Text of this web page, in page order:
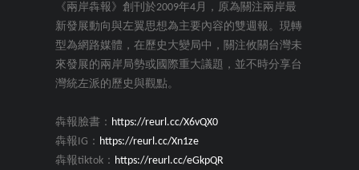
《兩岸犇報》創刊於2009年4月，原為關注兩岸最
新發展動向與左翼思想為主要內容的雙週報。現轉
型為網路媒體，在歷史大變局中，關注攸關台灣未
來發展的兩岸局勢或國際重大議題，並不時分享台
灣統左派的歷史與觀點。
犇報臉書： https://reurl.cc/X6vQX0
犇報IG： https://reurl.cc/Xn1ze
犇報tiktok： https://reurl.cc/eGkpQR